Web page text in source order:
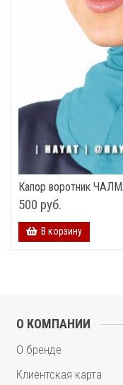
Капор воротник
500 руб.
В корзину
О КОМПАНИИ
О бренде
Клиентская карта